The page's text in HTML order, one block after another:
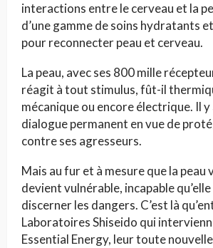
interactions entre le cerveau et la
d’une gamme de soins hydratants
pour reconnecter peau et cerveau.
La peau, avec ses 800 mille
réagit à tout stimulus, fût-il
mécanique ou encore électrique. Il y
dialogue permanent en vue de
contre ses agresseurs.
Mais au fur et à mesure que la peau
devient vulnérable, incapable
discerner les dangers. C’est là
Laboratoires Shiseido qui
Essential Energy, leur toute